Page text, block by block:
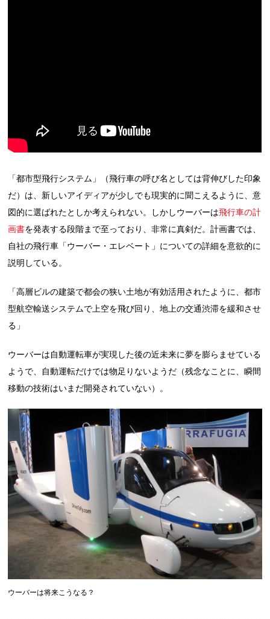
「都市型飛行システム」（飛行車の呼び名としては背伸びした印象
だ）は、新しいアイディアが少しでも現実的に聞こえるように、意
図的に選ばれたとしか考えられない。しかしウーバーは飛行車の計
画書を発表する段階まで至っており、非常に真剣だ。計画書では、
自社の飛行車「ウーバー・エレベート」についての詳細を意欲的に
説明している。
「高層ビルの建築で都会の狭い土地が有効活用されたように、都市
型航空輸送システムで上空を飛び回り、地上の交通渋滞を緩和させ
る」
ウーバーは自動運転車が実現した後の近未来に夢を膨らませている
ようで、自動運転だけでは物足りないようだ（残念なことに、瞬間
移動の技術はいまだ開発されていない）。
ウーバーは将来こうなる？